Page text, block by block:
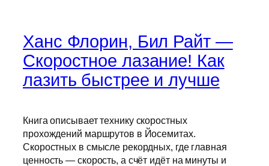
Ханс Флорин, Бил Райт —
Скоростное лазание! Как
лазить быстрее и лучше
Книга описывает технику скоростных
прохождений маршрутов в Йосемитах.
Скоростных в смысле рекордных, где главная
ценность — скорость, а счёт идёт на минуты и